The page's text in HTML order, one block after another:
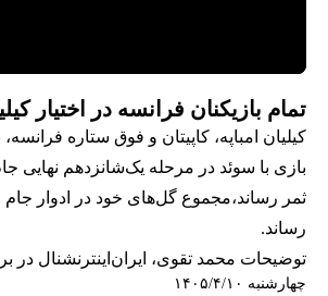
تمام بازیکنان فرانسه در اختیار
کیلیان امباپه، کاپیتان و فوق ستاره
رساند.
توضیحات محمد تقوی، ایران‌اینترنشنال در
چهارشنبه ۱۴۰۵/۴/۱۰